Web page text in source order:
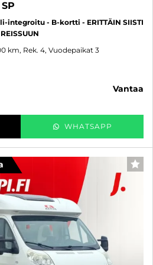
integroitu - B-kortti - ERITTÄIN SIISTI
km, Rek. 4, Vuodepaikat 3
vantaa
WHATSAPP